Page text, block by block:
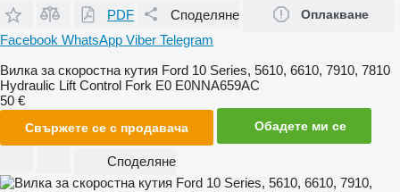
PDF Споделяне Оплакване
Facebook WhatsApp Viber Telegram
Вилка за скоростна кутия Ford 10 Series, 5610, 6610, 7910, 7810
Hydraulic Lift Control Fork E0 E0NNA659AC
50 €
Свържете се с продавача Обадете ми се
Споделяне